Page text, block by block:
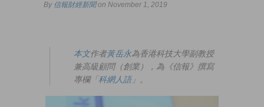
By 信報財經新聞on November 1, 2019
本文作者黃岳永為香港科技大學副教授
兼高級顧問（創業），為《信報》撰寫
專欄「科網人語」。